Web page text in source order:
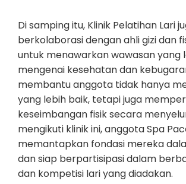
Di samping itu, Klinik Pelatihan Lari
berkolaborasi dengan ahli gizi dan
untuk menawarkan wawasan yang
mengenai kesehatan dan
membantu anggota tidak hanya
yang lebih baik, tetapi juga
keseimbangan fisik secara
mengikuti klinik ini, anggota Spa
memantapkan fondasi mereka
dan siap berpartisipasi dalam
dan kompetisi lari yang diadakan.